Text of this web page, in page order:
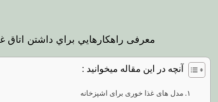
معرفی راهکارهايي براي داشتن اتاق
آنچه در این مقاله میخوانید :
مدل های غذا خوری برای اشپزخانه